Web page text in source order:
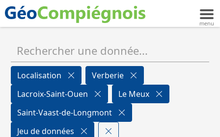
Localisation
Verberie
Lacroix-Saint-Ouen
Le Meux
Saint-Vaast-de-Longmont
Jeu de données